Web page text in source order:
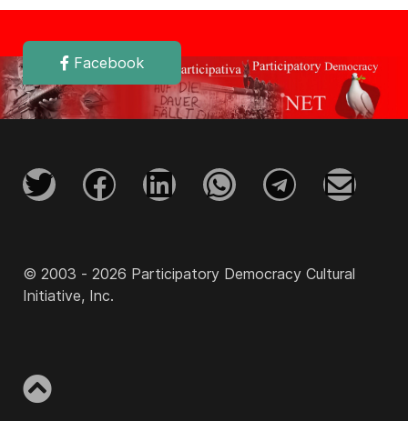
Facebook
© 2003 - 2026 Participatory Democracy Cultural
Initiative, Inc.